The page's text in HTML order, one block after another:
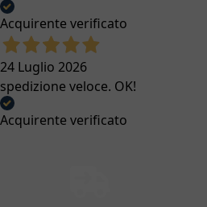
Acquirente verificato
24 Luglio 2026
spedizione veloce. OK!
Acquirente verificato